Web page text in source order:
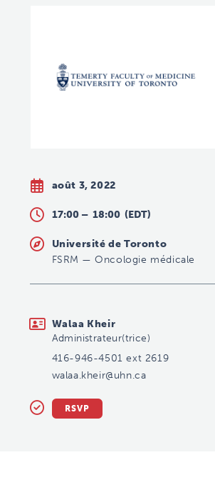
août 3, 2022
17:00 – 18:00 (EDT)
Université de Toronto
FSRM — Oncologie médicale
Walaa Kheir
Administrateur(trice)
416-946-4501 ext 2619
walaa.kheir@uhn.ca
RSVP